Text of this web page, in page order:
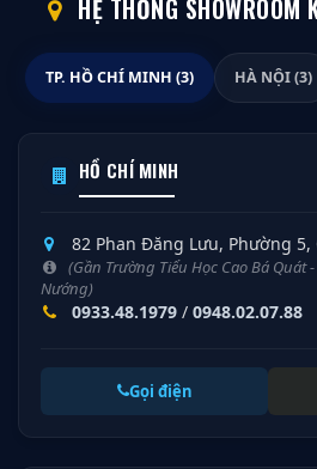
HỆ THỐNG
TP. HỒ CHÍ MINH (3) HÀ NỘI (3)
HỒ CHÍ MINH
82 Phan Đăng Lưu, Phường
(Gần Trường Tiểu Học Cao Bá Quát
Nướng)
0933.48.1979 / 0948.02.07.88
Gọi điện